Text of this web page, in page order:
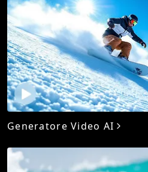
Generatore Video AI